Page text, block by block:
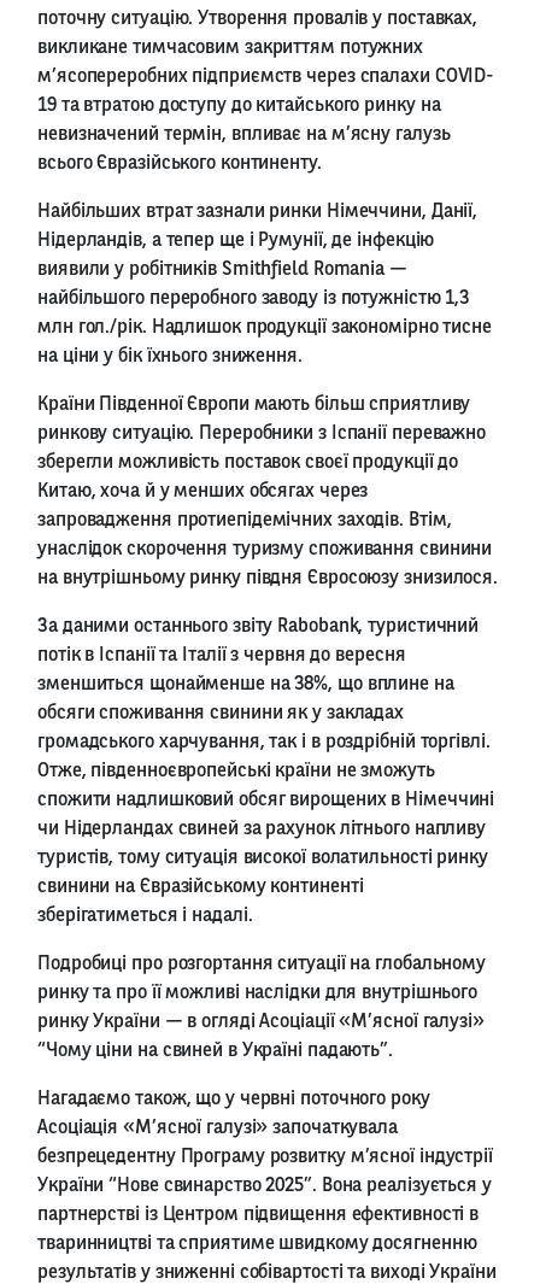
поточну ситуацію. Утворення провалів у поставках,
викликане тимчасовим закриттям потужних
м’ясопереробних підприємств через спалахи COVID-
19 та втратою доступу до китайського ринку на
невизначений термін, впливає на м’ясну галузь
всього Євразійського континенту.
Найбільших втрат зазнали ринки Німеччини, Данії,
Нідерландів, а тепер ще і Румунії, де інфекцію
виявили у робітників Smithfield Romania —
найбільшого переробного заводу із потужністю 1,3
млн гол./рік. Надлишок продукції закономірно тисне
на ціни у бік їхнього зниження.
Країни Південної Європи мають більш сприятливу
ринкову ситуацію. Переробники з Іспанії переважно
зберегли можливість поставок своєї продукції до
Китаю, хоча й у менших обсягах через
запровадження протиепідемічних заходів. Втім,
унаслідок скорочення туризму споживання свинини
на внутрішньому ринку півдня Євросоюзу знизилося.
За даними останнього звіту Rabobank, туристичний
потік в Іспанії та Італії з червня до вересня
зменшиться щонайменше на 38%, що вплине на
обсяги споживання свинини як у закладах
громадського харчування, так і в роздрібній торгівлі.
Отже, південноєвропейські країни не зможуть
спожити надлишковий обсяг вирощених в Німеччині
чи Нідерландах свиней за рахунок літнього напливу
туристів, тому ситуація високої волатильності ринку
свинини на Євразійському континенті
зберігатиметься і надалі.
Подробиці про розгортання ситуації на глобальному
ринку та про її можливі наслідки для внутрішнього
ринку України — в огляді Асоціації «М’ясної галузі»
“Чому ціни на свиней в Україні падають”.
Нагадаємо також, що у червні поточного року
Асоціація «М’ясної галузі» започаткувала
безпрецедентну Програму розвитку м’ясної індустрії
України “Нове свинарство 2025”. Вона реалізується у
партнерстві із Центром підвищення ефективності в
тваринництві та сприятиме швидкому досягненню
результатів у зниженні собівартості та виході України